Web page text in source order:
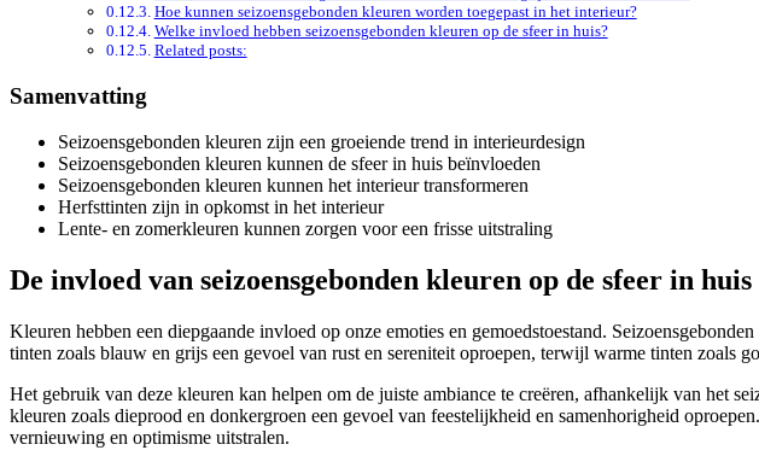
Hoe kunnen seizoensgebonden kleuren worden toegepast in het interieur?
Welke invloed hebben seizoensgebonden kleuren op de sfeer in huis?
Related posts:
Samenvatting
Seizoensgebonden kleuren zijn een groeiende trend in interieurdesign
Seizoensgebonden kleuren kunnen de sfeer in huis beïnvloeden
Seizoensgebonden kleuren kunnen het interieur transformeren
Herfsttinten zijn in opkomst in het interieur
Lente- en zomerkleuren kunnen zorgen voor een frisse uitstraling
De invloed van seizoensgebonden kleuren op de sfeer in huis
Kleuren hebben een diepgaande invloed op onze emoties en gemoedstoestand.
tinten zoals blauw en grijs een gevoel van rust en sereniteit oproepen, terwijl warme tinten zoals
Het gebruik van deze kleuren kan helpen om de juiste ambiance te creëren, afhankelijk van het
kleuren zoals dieprood en donkergroen een gevoel van feestelijkheid en samenhorigheid
vernieuwing en optimisme uitstralen.